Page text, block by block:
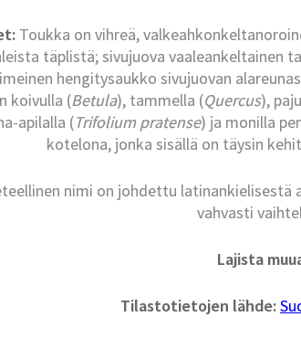
Toukka on vihreä,
täplistä; sivujuova vaaleankeltainen
hengitysaukko sivujuovan
koivulla (Betula), tammella (Quercus),
apilalla (Trifolium pratense) ja monilla
kotelona, jonka sisällä on täysin
nimi on johdettu latinankielisestä
vahvasti
Lajista
Tilastotietojen lähde: